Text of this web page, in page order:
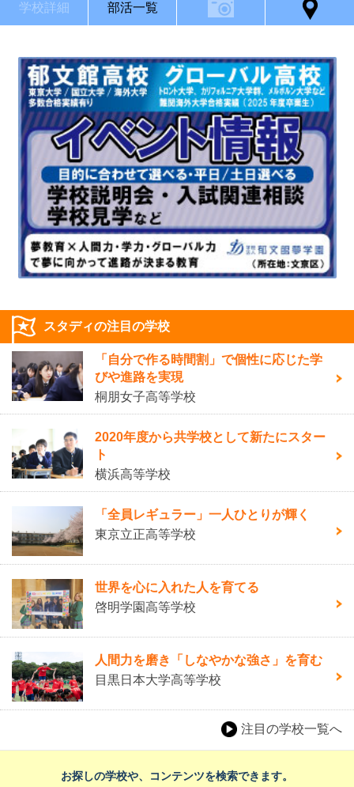
学校詳細 部活一覧
スタディの注目の学校
「自分で作る時間割」で個性に応じた学
びや進路を実現
桐朋女子高等学校
2020年度から共学校として新たにスター
ト
横浜高等学校
「全員レギュラー」一人ひとりが輝く
東京立正高等学校
世界を心に入れた人を育てる
啓明学園高等学校
人間力を磨き「しなやかな強さ」を育む
目黒日本大学高等学校
注目の学校一覧へ
お探しの学校や、コンテンツを検索できます。